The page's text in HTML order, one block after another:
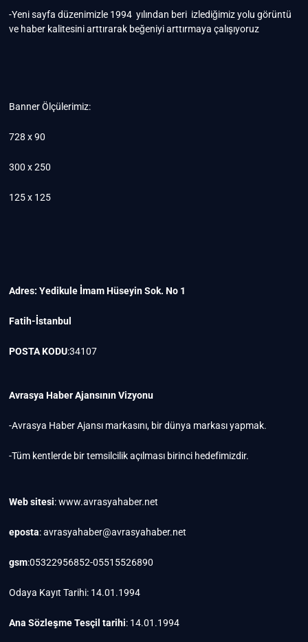
-Yeni sayfa düzenimizle 1994 yılından beri izlediğimiz yolu görüntü
ve haber kalitesini arttırarak beğeniyi arttırmaya çalışıyoruz
Banner Ölçülerimiz:
728 x 90
300 x 250
125 x 125
Adres: Yedikule İmam Hüseyin Sok. No 1
Fatih-İstanbul
POSTA KODU:34107
Avrasya Haber Ajansının Vizyonu
-Avrasya Haber Ajansı markasını, bir dünya markası yapmak.
-Tüm kentlerde bir temsilcilik açılması birinci hedefimizdir.
Web sitesi: www.avrasyahaber.net
eposta: avrasyahaber@avrasyahaber.net
gsm:05322956852-05515526890
Odaya Kayıt Tarihi: 14.01.1994
Ana Sözleşme Tesçil tarihi: 14.01.1994